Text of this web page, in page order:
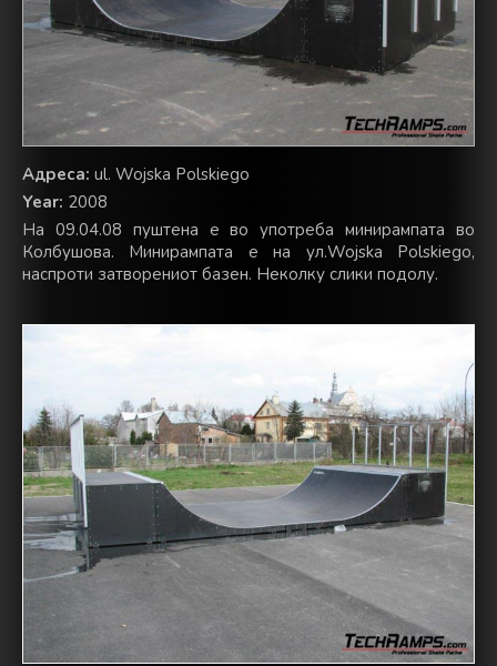
Адреса: ul. Wojska Polskiego
Year: 2008
На 09.04.08 пуштена е во употреба минирампата во
Колбушова. Минирампата е на ул.Wojska Polskiego,
наспроти затворениот базен. Неколку слики подолу.